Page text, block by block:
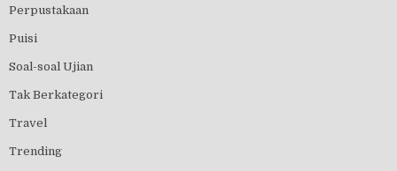
Perpustakaan
Puisi
Soal-soal Ujian
Tak Berkategori
Travel
Trending